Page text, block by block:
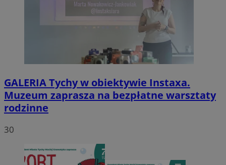
GALERIATychy w obiektywie Instaxa.
Muzeum zaprasza na bezpłatne warsztaty
rodzinne
30